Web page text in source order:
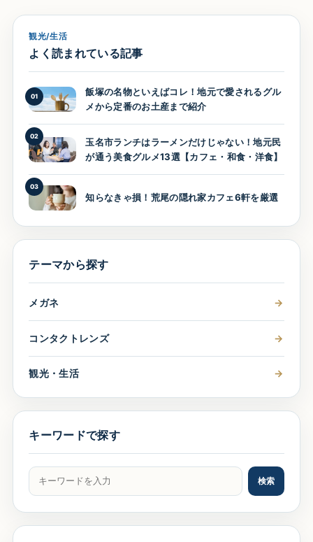
観光/生活
よく読まれている記事
01
飯塚の名物といえばコレ！地元で愛されるグル
メから定番のお土産まで紹介
02
玉名市ランチはラーメンだけじゃない！地元民
が通う美食グルメ13選【カフェ・和食・洋食】
03
知らなきゃ損！荒尾の隠れ家カフェ6軒を厳選
テーマから探す
メガネ →
コンタクトレンズ →
観光・生活 →
キーワードで探す
記事をキーワードで検索 検索